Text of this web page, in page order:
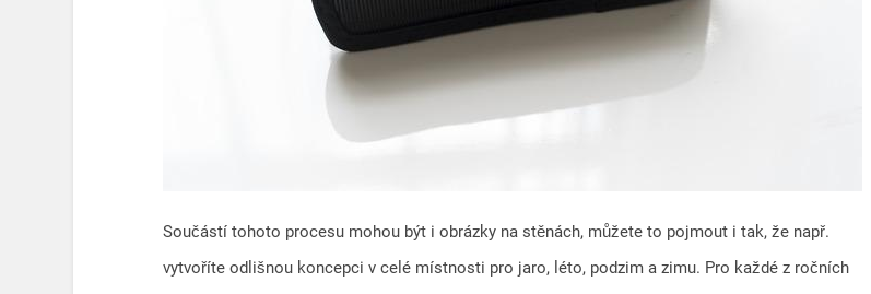
Součástí tohoto procesu mohou být i obrázky na stěnách, můžete to pojmout i tak, že např.
vytvoříte odlišnou koncepci v celé místnosti pro jaro, léto, podzim a zimu. Pro každé z ročních